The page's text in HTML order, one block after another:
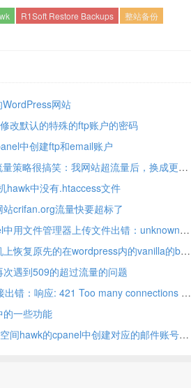
R1Soft Restore Backups
整站备份
WordPress网站
改默认的特殊的ftp账户的密码
中创建ftp和email账户
【记录】hawkhost中的流量策略很搞笑：我网站超流量后，换成更便宜的套餐，反而没了流量限制了
hawk中没有.htaccess文件
站crifan.org流量快要超标了
【已解决】hawk的cpanel中用文件管理器上传文件出错：unknown Bytes complete FAILED! :Upload canceled: VIRUS DETECTED! ( Heuristics.Broken.Executable FOUND)和Error: 500 ( A software occurred for a Windows Internet extension application that is required for the current operation. )
【记录】在hawk虚拟主机上恢复原先的在wordpress内的vanilla的bbs系统
次遇到509的超过流量的问题
【已解决】hawk的ftp连接出错：响应: 421 Too many connections (8) from this IP
的一些功能
【记录】网站搬家之去新空间hawk的cpanel中创建对应的邮件账号